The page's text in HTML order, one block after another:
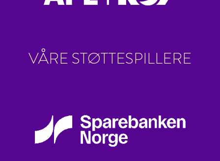
VÅRE STØTTESPILLERE